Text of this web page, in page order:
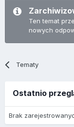
Ten temat
nowych
Tematy
Ostatnio
Brak